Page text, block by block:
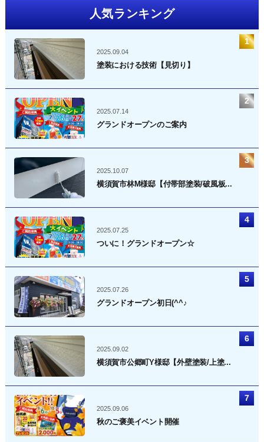
人気ランキング
2025.09.04
塗装における技術【見切り】
2025.07.14
グランドオープンのご案内
2025.10.07
横須賀市林M様邸【付帯部塗装/破風板...
2025.07.25
ついに！グランドオープン☆
2025.07.26
グランドオープン初日(^^♪
2025.09.02
横須賀市公郷町Y様邸【外壁塗装/上塗...
2025.09.06
秋のご褒美イベント開催